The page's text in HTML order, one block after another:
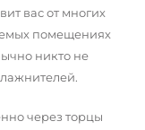
вас от многих
помещениях
никто не
через торцы